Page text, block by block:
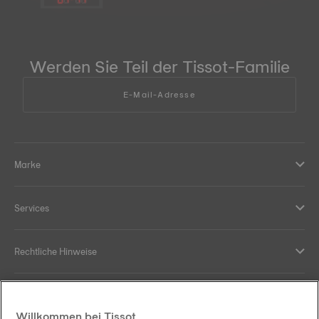
Werden Sie Teil der Tissot-Familie
E-Mail-Adresse
Marke
Services
Rechtliche Hinweise